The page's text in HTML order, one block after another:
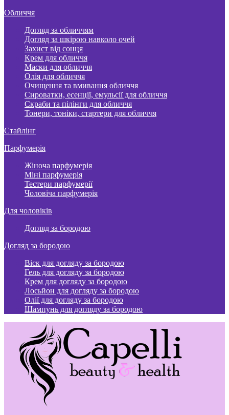
Обличчя
Догляд за обличчям
Догляд за шкірою навколо очей
Захист від сонця
Крем для обличчя
Маски для обличчя
Олія для обличчя
Очищення та вмивання обличчя
Сироватки, есенції, емульсії для обличчя
Скраби та пілінги для обличчя
Тонери, тоніки, стартери для обличчя
Стайлінг
Парфумерія
Жіноча парфумерія
Міні парфумерія
Тестери парфумерії
Чоловіча парфумерія
Для чоловіків
Догляд за бородою
Догляд за бородою
Віск для догляду за бородою
Гель для догляду за бородою
Крем для догляду за бородою
Лосьйон для догляду за бородою
Олії для догляду за бородою
Шампунь для догляду за бородою